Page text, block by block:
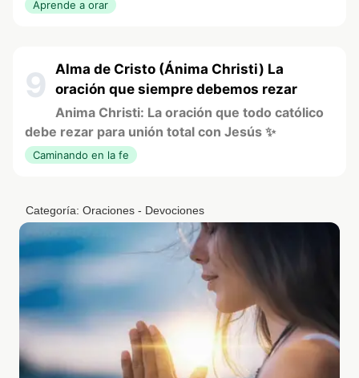
Aprende a orar
9
Alma de Cristo (Ánima Christi) La
oración que siempre debemos rezar
Anima Christi: La oración que todo católico
debe rezar para unión total con Jesús ✨
Caminando en la fe
Categoría: Oraciones - Devociones